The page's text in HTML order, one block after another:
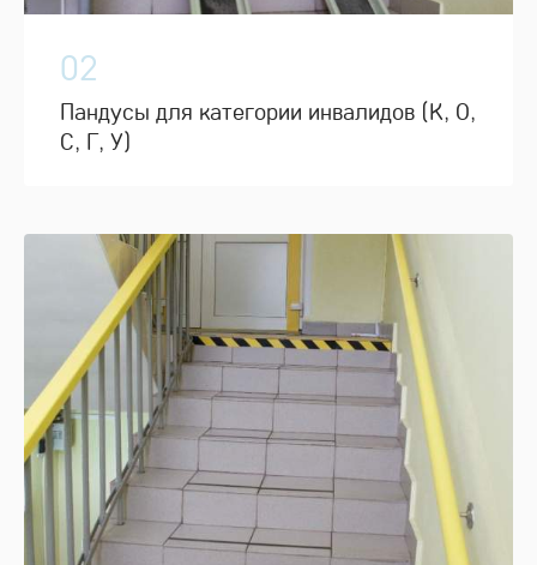
02
Пандусы для категории инвалидов (К, О,
С, Г, У)